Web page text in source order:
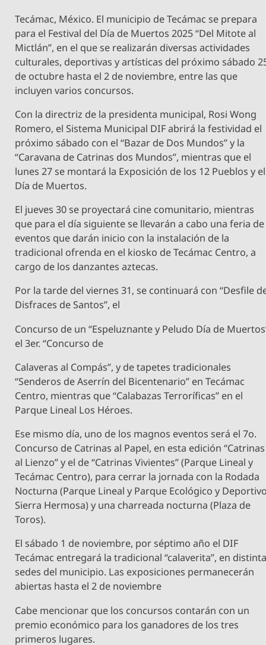
Tecámac, México. El municipio de Tecámac se prepara
para el Festival del Día de Muertos 2025 “Del Mitote al
Mictlán”, en el que se realizarán diversas actividades
culturales, deportivas y artísticas del próximo sábado
de octubre hasta el 2 de noviembre, entre las que
incluyen varios concursos.
Con la directriz de la presidenta municipal, Rosi Wong
Romero, el Sistema Municipal DIF abrirá la festividad el
próximo sábado con el “Bazar de Dos Mundos” y la
“Caravana de Catrinas dos Mundos”, mientras que el
lunes 27 se montará la Exposición de los 12 Pueblos y el
Día de Muertos.
El jueves 30 se proyectará cine comunitario, mientras
que para el día siguiente se llevarán a cabo una feria de
eventos que darán inicio con la instalación de la
tradicional ofrenda en el kiosko de Tecámac Centro, a
cargo de los danzantes aztecas.
Por la tarde del viernes 31, se continuará con “Desfile
Disfraces de Santos”, el
Concurso de un “Espeluznante y Peludo Día de
el 3er. “Concurso de
Calaveras al Compás”, y de tapetes tradicionales
“Senderos de Aserrín del Bicentenario” en Tecámac
Centro, mientras que “Calabazas Terroríficas” en el
Parque Lineal Los Héroes.
Ese mismo día, uno de los magnos eventos será el 7o.
Concurso de Catrinas al Papel, en esta edición “Catrinas
al Lienzo” y el de “Catrinas Vivientes” (Parque Lineal y
Tecámac Centro), para cerrar la jornada con la Rodada
Nocturna (Parque Lineal y Parque Ecológico y
Sierra Hermosa) y una charreada nocturna (Plaza de
Toros).
El sábado 1 de noviembre, por séptimo año el DIF
Tecámac entregará la tradicional “calaverita”, en
sedes del municipio. Las exposiciones permanecerán
abiertas hasta el 2 de noviembre
Cabe mencionar que los concursos contarán con un
premio económico para los ganadores de los tres
primeros lugares.